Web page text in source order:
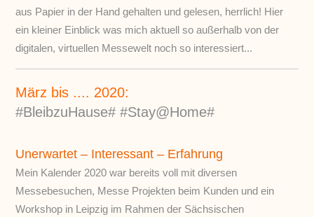
aus Papier in der Hand gehalten und gelesen, herrlich! Hier
ein kleiner Einblick was mich aktuell so außerhalb von der
digitalen, virtuellen Messewelt noch so interessiert...
März bis .... 2020:
#BleibzuHause# #Stay@Home#
Unerwartet – Interessant – Erfahrung
Mein Kalender 2020 war bereits voll mit diversen
Messebesuchen, Messe Projekten beim Kunden und ein
Workshop in Leipzig im Rahmen der Sächsischen